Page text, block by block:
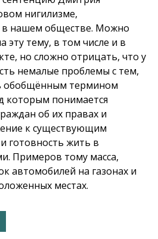
нигилизме,
в нашем обществе. Можно
эту тему, в том числе и в
но сложно отрицать, что у
немалые проблемы с тем,
обобщённым термином
которым понимается
об их правах и
к существующим
готовность жить в
Примеров тому масса,
автомобилей на газонах и
местах.